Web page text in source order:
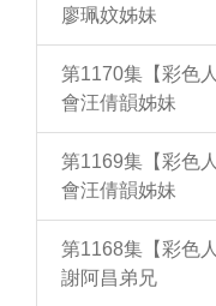
廖珮妏姊妹
第1170集【彩色
會汪倩韻姊妹
第1169集【彩色
會汪倩韻姊妹
第1168集【彩色
謝阿昌弟兄